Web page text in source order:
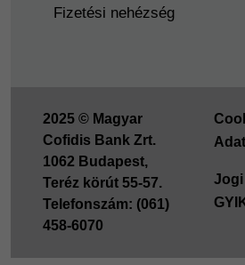
Fizetési nehézség
2025 © Magyar
Cofidis Bank Zrt.
1062 Budapest,
Teréz körút 55-57.
Telefonszám: (061)
458-6070